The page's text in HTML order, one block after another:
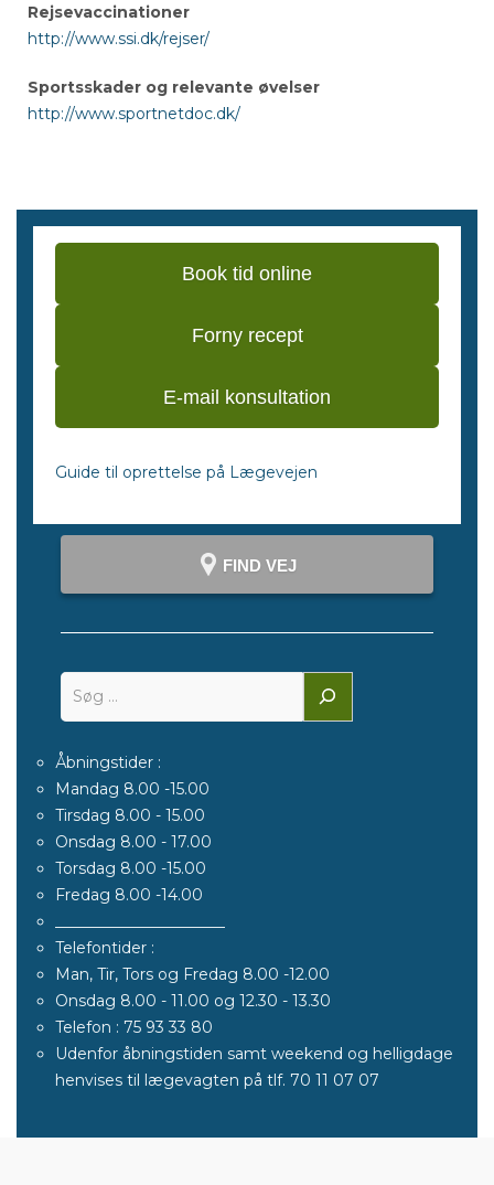
Rejsevaccinationer
http://www.ssi.dk/rejser/
Sportsskader og relevante øvelser
http://www.sportnetdoc.dk/
Book tid online
Forny recept
E-mail konsultation
Guide til oprettelse på Lægevejen
FIND VEJ
Åbningstider :
Mandag 8.00 -15.00
Tirsdag 8.00 - 15.00
Onsdag 8.00 - 17.00
Torsdag 8.00 -15.00
Fredag 8.00 -14.00
Telefontider :
Man, Tir, Tors og Fredag 8.00 -12.00
Onsdag 8.00 - 11.00 og 12.30 - 13.30
Telefon : 75 93 33 80
Udenfor åbningstiden samt weekend og helligdage
henvises til lægevagten på tlf. 70 11 07 07